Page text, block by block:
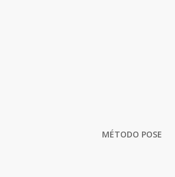
MÉTODO POSE